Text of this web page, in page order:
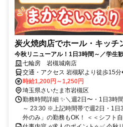
炭火焼肉店でホール・キッチ
今秋リニューアル！1日3時間～／学生
七輪房 岩槻城南店
交通・アクセス 岩槻駅より徒歩15
額支給
時給1,200円～1,250円
埼玉県さいたま市岩槻区
勤務時間詳細 ✨＼週2日〜・1日3時
～ 23:30 ※上記時間帯で週2日・1
外のみ」の勤務もOK！ ＜＜シフト自